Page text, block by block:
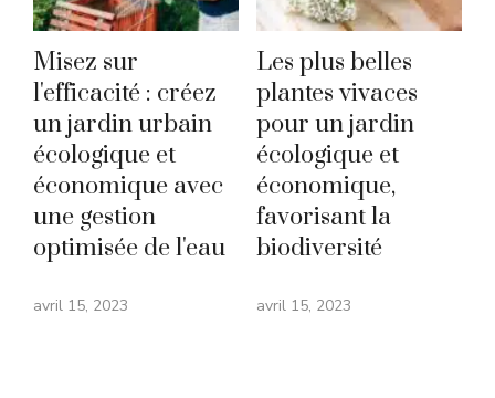
Misez sur
l'efficacité : créez
un jardin urbain
écologique et
économique avec
une gestion
optimisée de l'eau
avril 15, 2023
Les plus belles
plantes vivaces
pour un jardin
écologique et
économique,
favorisant la
biodiversité
avril 15, 2023